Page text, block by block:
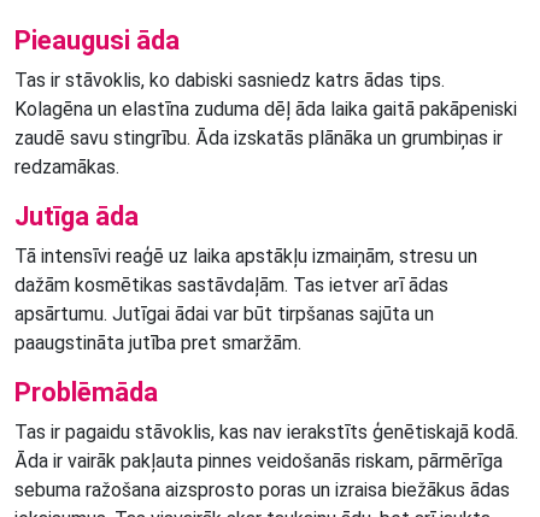
Pieaugusi āda
Tas ir stāvoklis, ko dabiski sasniedz katrs ādas tips.
Kolagēna un elastīna zuduma dēļ āda laika gaitā pakāpeniski
zaudē savu stingrību. Āda izskatās plānāka un grumbiņas ir
redzamākas.
Jutīga āda
Tā intensīvi reaģē uz laika apstākļu izmaiņām, stresu un
dažām kosmētikas sastāvdaļām. Tas ietver arī ādas
apsārtumu. Jutīgai ādai var būt tirpšanas sajūta un
paaugstināta jutība pret smaržām.
Problēmāda
Tas ir pagaidu stāvoklis, kas nav ierakstīts ģenētiskajā kodā.
Āda ir vairāk pakļauta pinnes veidošanās riskam, pārmērīga
sebuma ražošana aizsprosto poras un izraisa biežākus ādas